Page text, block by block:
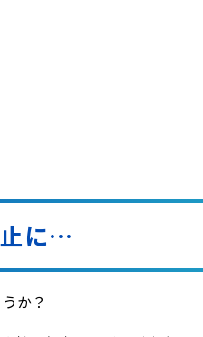
に…
か？